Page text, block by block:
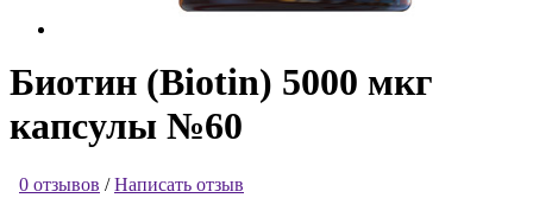
Биотин (Biotin) 5000 мкг
капсулы №60
0 отзывов /Написать отзыв